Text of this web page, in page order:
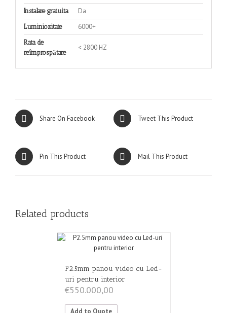
Instalare gratuita Da
Luminiozitate 6000+
Rata de
reîmprospătare
< 2800 HZ
Share On Facebook Tweet This Product
Pin This Product Mail This Product
Related products
P2.5mm panou video cu Led-
uri pentru interior
€550.000,00
Add to Quote